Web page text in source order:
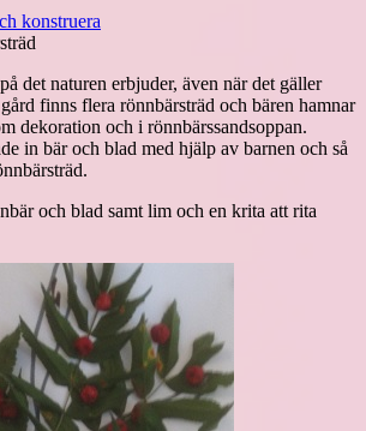
konstruera
det naturen erbjuder, även när det gäller
finns flera rönnbärsträd och bären hamnar
dekoration och i rönnbärssandsoppan.
in bär och blad med hjälp av barnen och så
och blad samt lim och en krita att rita